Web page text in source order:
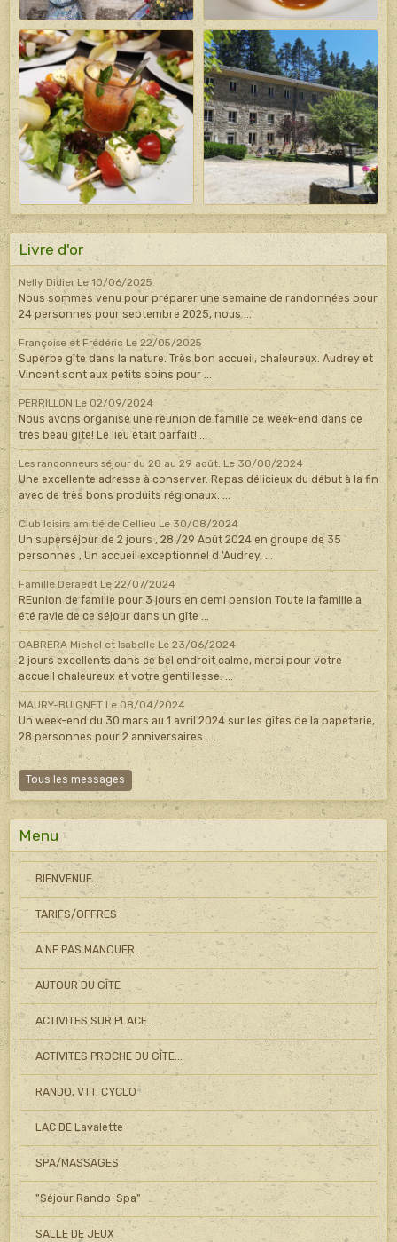
Livre d'or
Nelly Didier Le 10/06/2025
Nous sommes venu pour préparer une semaine de randonnées pour
24 personnes pour septembre 2025, nous ...
Françoise et Frédéric Le 22/05/2025
Superbe gîte dans la nature. Très bon accueil, chaleureux. Audrey et
Vincent sont aux petits soins pour ...
PERRILLON Le 02/09/2024
Nous avons organisé une réunion de famille ce week-end dans ce
très beau gîte! Le lieu était parfait! ...
Les randonneurs séjour du 28 au 29 août. Le 30/08/2024
Une excellente adresse à conserver. Repas délicieux du début à la fin
avec de très bons produits régionaux. ...
Club loisirs amitié de Cellieu Le 30/08/2024
Un superséjour de 2 jours , 28 /29 Août 2024 en groupe de 35
personnes , Un accueil exceptionnel d 'Audrey, ...
Famille Deraedt Le 22/07/2024
REunion de famille pour 3 jours en demi pension Toute la famille a
été ravie de ce séjour dans un gîte ...
CABRERA Michel et Isabelle Le 23/06/2024
2 jours excellents dans ce bel endroit calme, merci pour votre
accueil chaleureux et votre gentillesse. ...
MAURY-BUIGNET Le 08/04/2024
Un week-end du 30 mars au 1 avril 2024 sur les gîtes de la papeterie,
28 personnes pour 2 anniversaires. ...
Tous les messages
Menu
BIENVENUE...
TARIFS/OFFRES
A NE PAS MANQUER...
AUTOUR DU GÎTE
ACTIVITES SUR PLACE...
ACTIVITES PROCHE DU GÎTE...
RANDO, VTT, CYCLO
LAC DE Lavalette
SPA/MASSAGES
"Séjour Rando-Spa"
SALLE DE JEUX